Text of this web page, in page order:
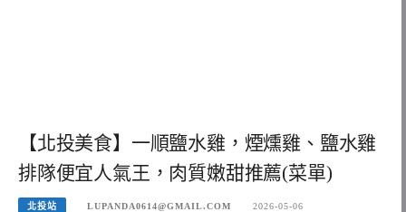
【北投美食】一順鹽水雞，煙燻雞、鹽水雞
排隊便宜人氣王，肉質嫩甜推薦(菜單)
北投站 LUPANDA0614@GMAIL.COM 2026-05-06